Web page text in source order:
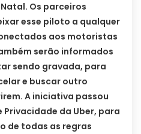
Os parceiros
esse piloto a qualquer
aos motoristas
serão informados
sendo gravada, para
e buscar outro
A iniciativa passou
da Uber, para
de todas as regras